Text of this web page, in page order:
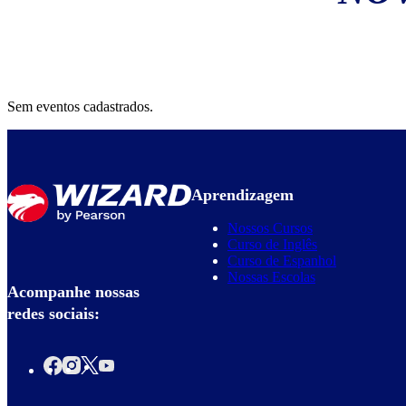
Sem eventos cadastrados.
Acompanhe nossas
redes sociais:
Aprendizagem
Nossos Cursos
Curso de Inglês
Curso de Espanhol
Nossas Escolas